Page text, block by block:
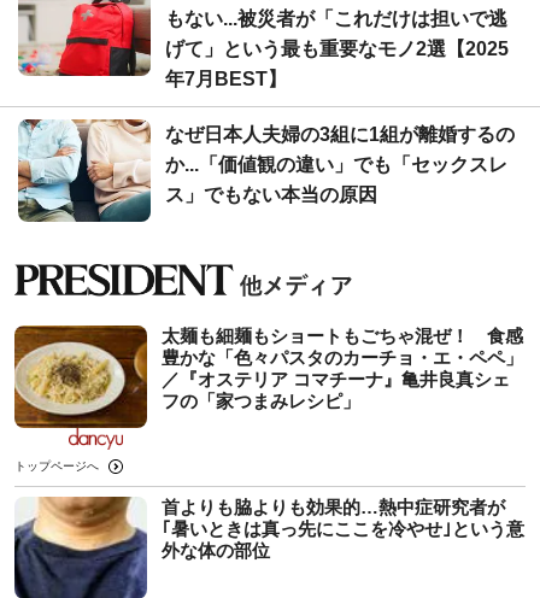
もない...被災者が「これだけは担いで逃
げて」という最も重要なモノ2選【2025
年7月BEST】
なぜ日本人夫婦の3組に1組が離婚するの
か...「価値観の違い」でも「セックスレ
ス」でもない本当の原因
太麺も細麺もショートもごちゃ混ぜ！ 食感
豊かな「色々パスタのカーチョ・エ・ペペ」
／『オステリア コマチーナ』亀井良真シェ
フの「家つまみレシピ」
トップページへ
首よりも脇よりも効果的…熱中症研究者が
｢暑いときは真っ先にここを冷やせ｣という意
外な体の部位